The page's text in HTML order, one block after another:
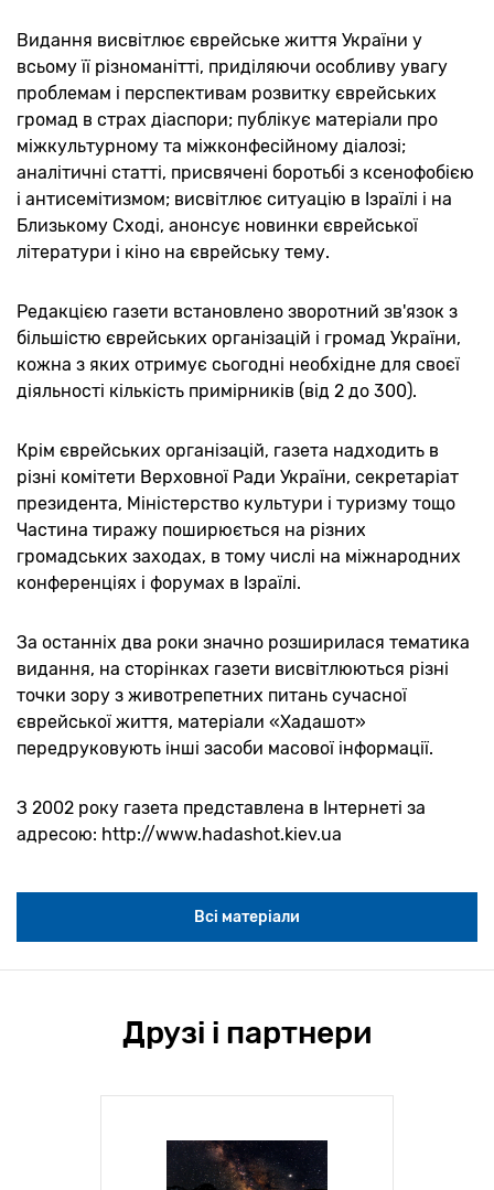
Видання висвітлює єврейське життя України у
всьому її різноманітті, приділяючи особливу увагу
проблемам і перспективам розвитку єврейських
громад в страх діаспори; публікує матеріали про
міжкультурному та міжконфесійному діалозі;
аналітичні статті, присвячені боротьбі з ксенофобією
і антисемітизмом; висвітлює ситуацію в Ізраїлі і на
Близькому Сході, анонсує новинки єврейської
літератури і кіно на єврейську тему.
Редакцією газети встановлено зворотний зв'язок з
більшістю єврейських організацій і громад України,
кожна з яких отримує сьогодні необхідне для своєї
діяльності кількість примірників (від 2 до 300).
Крім єврейських організацій, газета надходить в
різні комітети Верховної Ради України, секретаріат
президента, Міністерство культури і туризму тощо
Частина тиражу поширюється на різних
громадських заходах, в тому числі на міжнародних
конференціях і форумах в Ізраїлі.
За останніх два роки значно розширилася тематика
видання, на сторінках газети висвітлюються різні
точки зору з животрепетних питань сучасної
єврейської життя, матеріали «Хадашот»
передруковують інші засоби масової інформації.
З 2002 року газета представлена в Інтернеті за
адресою: http://www.hadashot.kiev.ua
Всі матеріали
Друзі і партнери